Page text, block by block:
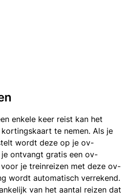
enkele keer reist kan het
te nemen. Als je
wordt deze op je ov-
ontvangt gratis een ov-
je treinreizen met deze ov-
wordt automatisch verrekend.
van het aantal reizen dat